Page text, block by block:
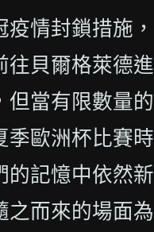
疫情封鎖措施
往貝爾格萊德
但當有限數量
季歐洲杯比賽
的記憶中依然
之而來的場面